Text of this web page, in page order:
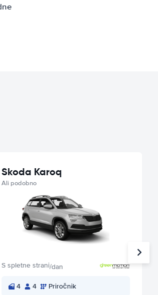
Skoda Karoq
Ali podobno
S spletne strani/dan
4 4 Priročnik